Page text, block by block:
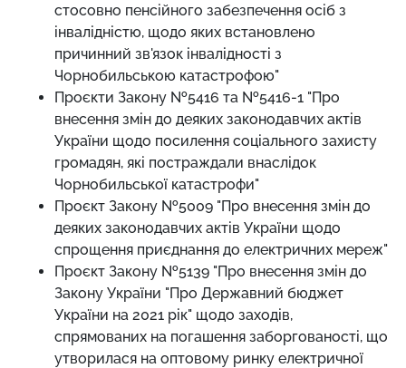
стосовно пенсійного забезпечення осіб з
інвалідністю, щодо яких встановлено
причинний зв'язок інвалідності з
Чорнобильською катастрофою"
Проєкти Закону №5416 та №5416-1 "Про
внесення змін до деяких законодавчих актів
України щодо посилення соціального захисту
громадян, які постраждали внаслідок
Чорнобильської катастрофи"
Проєкт Закону №5009 "Про внесення змін до
деяких законодавчих актів України щодо
спрощення приєднання до електричних мереж"
Проєкт Закону №5139 "Про внесення змін до
Закону України "Про Державний бюджет
України на 2021 рік" щодо заходів,
спрямованих на погашення заборгованості, що
утворилася на оптовому ринку електричної